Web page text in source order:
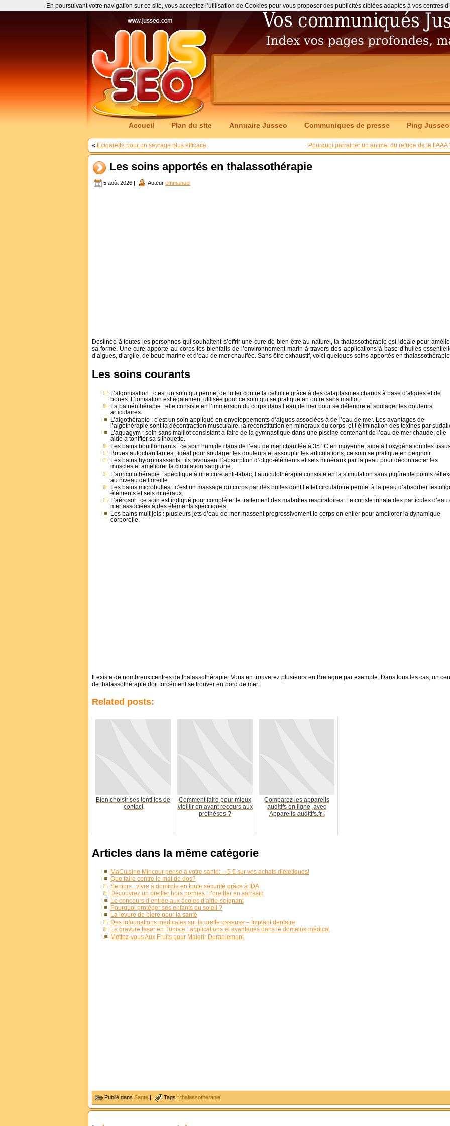
Accueil Plan du site Annuaire Jusseo Communiques de presse Ping Jusseo
« Ecigarette pour un sevrage plus efficace Pourquoi parrainer un animal du refuge de la FAAA
Les soins apportés en thalassothérapie
5 août 2026 | Auteur emmanuel
Destinée à toutes les personnes qui souhaitent s’offrir une cure de bien-être au naturel, la thalassothérapie est idéale pour
sa forme. Une cure apporte au corps les bienfaits de l’environnement marin à travers des applications à base d’huiles
d’algues, d’argile, de boue marine et d’eau de mer chauffée. Sans être exhaustif, voici quelques soins apportés en
Les soins courants
L’algonisation : c’est un soin qui permet de lutter contre la cellulite grâce à des cataplasmes chauds à base d’algues et de
boues. L’ionisation est également utilisée pour ce soin qui se pratique en outre sans maillot.
La balnéothérapie : elle consiste en l’immersion du corps dans l’eau de mer pour se détendre et soulager les douleurs
articulaires.
L’algothérapie : c’est un soin appliqué en enveloppements d’algues associées à de l’eau de mer. Les avantages de
l’algothérapie sont la décontraction musculaire, la reconstitution en minéraux du corps, et l’élimination des toxines par
L’aquagym : soin sans maillot consistant à faire de la gymnastique dans une piscine contenant de l’eau de mer chaude, elle
aide à tonifier sa silhouette.
Les bains bouillonnants : ce soin humide dans de l’eau de mer chauffée à 35 °C en moyenne, aide à l’oxygénation des
Boues autochauffantes : idéal pour soulager les douleurs et assouplir les articulations, ce soin se pratique en peignoir.
Les bains hydromassants : ils favorisent l’absorption d’oligo-éléments et sels minéraux par la peau pour décontracter les
muscles et améliorer la circulation sanguine.
L’auriculothérapie : spécifique à une cure anti-tabac, l’auriculothérapie consiste en la stimulation sans piqûre de points
au niveau de l’oreille.
Les bains microbulles : c’est un massage du corps par des bulles dont l’effet circulatoire permet à la peau d’absorber les
éléments et sels minéraux.
L’aérosol : ce soin est indiqué pour compléter le traitement des maladies respiratoires. Le curiste inhale des particules d’eau
mer associées à des éléments spécifiques.
Les bains multijets : plusieurs jets d’eau de mer massent progressivement le corps en entier pour améliorer la dynamique
corporelle.
Il existe de nombreux centres de thalassothérapie. Vous en trouverez plusieurs en Bretagne par exemple. Dans tous les cas, un
de thalassothérapie doit forcément se trouver en bord de mer.
Related posts:
Bien choisir ses lentilles de
contact
Comment faire pour mieux
vieillir en ayant recours aux
prothèses ?
Comparez les appareils
auditifs en ligne, avec
Appareils-auditifs.fr !
Articles dans la même catégorie
MaCuisine Minceur pense à votre santé: – 5 € sur vos achats diététiques!
Que faire contre le mal de dos?
Seniors : vivre à domicile en toute sécurité grâce à IDA
Découvrez un oreiller hors normes : l’oreiller en sarrasin
Le concours d’entrée aux écoles d’aide-soignant
Pourquoi protéger ses enfants du soleil ?
La levure de bière pour la santé
Des informations médicales sur la greffe osseuse – Implant dentaire
La gravure laser en Tunisie : applications et avantages dans le domaine médical
Mettez-vous Aux Fruits pour Maigrir Durablement
Publié dans Santé | Tags : thalassothérapie
En poursuivant votre navigation sur ce site, vous acceptez l’utilisation de Cookies pour vous proposer des publicités ciblées adaptés à vos centres